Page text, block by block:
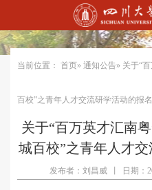
当前位置： 首页» 通知公告» 关于“
百校”之青年人才交流研学活动的报
关于“百万英才汇南
城百校”之青年人才
发布者：刘昌威 日期：